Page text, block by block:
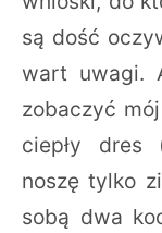
są dość
wart uwagi.
zobaczyć
ciepły dres
noszę tylko
sobą dwa